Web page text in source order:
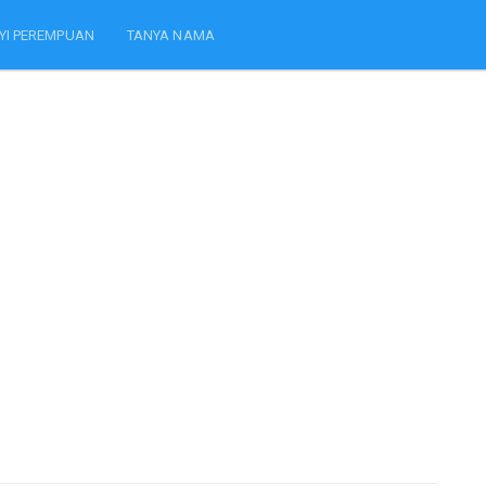
PEREMPUAN TANYA NAMA